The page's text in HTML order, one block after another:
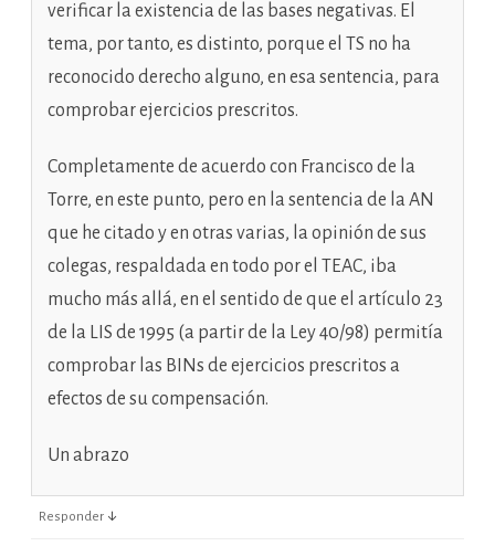
verificar la existencia de las bases negativas. El
tema, por tanto, es distinto, porque el TS no ha
reconocido derecho alguno, en esa sentencia, para
comprobar ejercicios prescritos.
Completamente de acuerdo con Francisco de la
Torre, en este punto, pero en la sentencia de la AN
que he citado y en otras varias, la opinión de sus
colegas, respaldada en todo por el TEAC, iba
mucho más allá, en el sentido de que el artículo 23
de la LIS de 1995 (a partir de la Ley 40/98) permitía
comprobar las BINs de ejercicios prescritos a
efectos de su compensación.
Un abrazo
Responder ↓